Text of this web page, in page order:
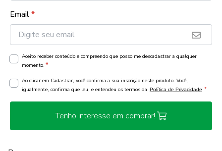
Email*
Aceito receber conteúdo e compreendo que posso me descadastrar a qualquer
momento. *
Ao clicar em Cadastrar, você confirma a sua inscrição neste produto. Você,
igualmente, confirma que leu, e entendeu os termos da Política de Privacidade *
Tenho interesse em comprar!